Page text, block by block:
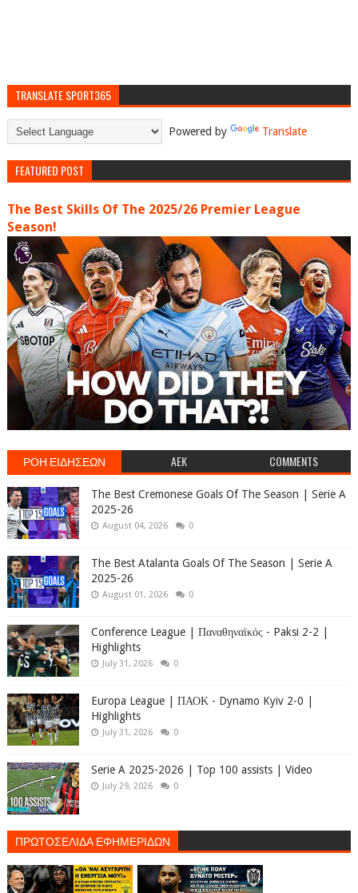
TRANSLATE SPORT365
Powered by Translate
FEATURED POST
The Best Skills Of The 2025/26 Premier League
Season!
ΡΟΗ ΕΙΔΗΣΕΩΝ AEK COMMENTS
The Best Cremonese Goals Of The Season | Serie A
2025-26
August 04, 2026 0
The Best Atalanta Goals Of The Season | Serie A
2025-26
August 01, 2026 0
Conference League | Παναθηναϊκός - Paksi 2-2 |
Highlights
July 31, 2026 0
Europa League | ΠΑΟΚ - Dynamo Kyiv 2-0 |
Highlights
July 31, 2026 0
Serie A 2025-2026 | Top 100 assists | Video
July 29, 2026 0
ΠΡΩΤΟΣΕΛΙΔΑ ΕΦΗΜΕΡΙΔΩΝ